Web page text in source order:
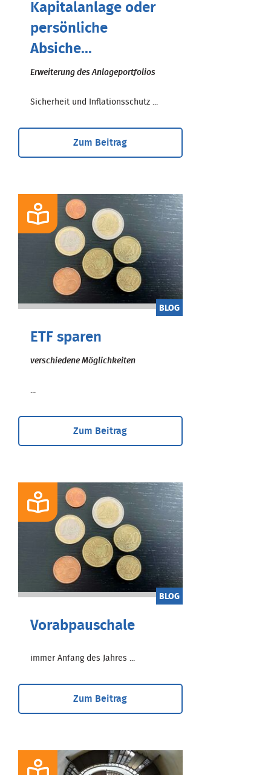
Kapitalanlage oder
persönliche
Absiche...
Erweiterung des Anlageportfolios
Sicherheit und Inflationsschutz ...
Zum Beitrag
BLOG
ETF sparen
verschiedene Möglichkeiten
...
Zum Beitrag
BLOG
Vorabpauschale
immer Anfang des Jahres ...
Zum Beitrag